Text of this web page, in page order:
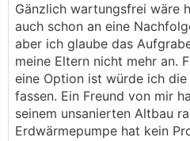
Gänzlich wartungsfrei wäre
auch schon an eine
aber ich glaube das
meine Eltern nicht mehr an.
eine Option ist würde ich
fassen. Ein Freund von mir
seinem unsanierten Altbau
Erdwärmepumpe hat kein